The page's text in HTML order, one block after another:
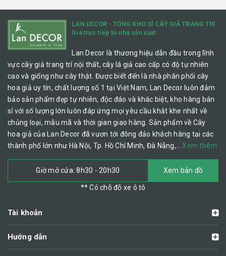
LAN DECOR - TỔNG KHO SỈ CÂY GIẢ TRANG TRÍ
Giá trực tiếp từ nhà sản xuất
Lan Decor là thương hiệu dẫn đầu trong lĩnh
vực cây giả trang trí nội thất, cây lá giả cao cấp có độ tự nhiên
cao và giống như cây thật. Được biết đến là nhà phân phối cây
hoa giả uy tín, chất lượng số 1 tại Việt Nam, Lan Decor luôn đảm
bảo sản phẩm đẹp tự nhiên, độc đáo và khác biệt, kho hàng bán
sỉ với số lượng lớn luôn đáp ứng mọi yêu cầu khắt khe nhất về
chủng loại, mẫu mã và thời gian giao hàng. Sản phẩm về Cây
hoa giả của Lan Decor đã vươn tới đông đảo khách hàng tại các
thành phố lớn như Hà Nội, Tp. Hồ Chí Minh, Đà Nẵng,…Xem thêm
Giờ mở cửa: 8h30 - 20h30 Xem bản đồ
** Có chỗ đỗ xe ô tô
Tài khoản
Hướng dẫn